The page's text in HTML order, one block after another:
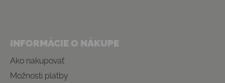
INFORMÁCIE O NÁKUPE
Ako nakupovať
Možnosti platby